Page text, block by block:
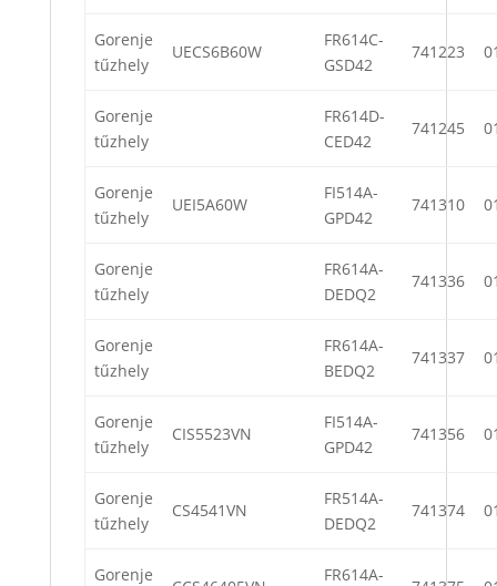
Gorenje
tűzhely
UECS6B60W
FR614C-
GSD42
741223
Gorenje
tűzhely
FR614D-
CED42
741245
Gorenje
tűzhely
UEI5A60W
FI514A-
GPD42
741310
Gorenje
tűzhely
FR614A-
DEDQ2
741336
Gorenje
tűzhely
FR614A-
BEDQ2
741337
Gorenje
tűzhely
CIS5523VN
FI514A-
GPD42
741356
Gorenje
tűzhely
CS4541VN
FR514A-
DEDQ2
741374
Gorenje FR614A-